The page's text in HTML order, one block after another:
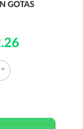
GOTAS
expand_less